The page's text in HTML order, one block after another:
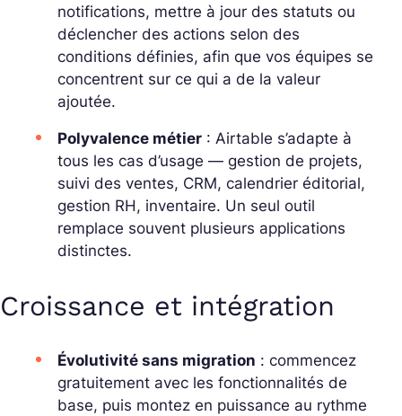
notifications, mettre à jour des statuts ou
déclencher des actions selon des
conditions définies, afin que vos équipes se
concentrent sur ce qui a de la valeur
ajoutée.
Polyvalence métier : Airtable s’adapte à
tous les cas d’usage — gestion de projets,
suivi des ventes, CRM, calendrier éditorial,
gestion RH, inventaire. Un seul outil
remplace souvent plusieurs applications
distinctes.
Croissance et intégration
Évolutivité sans migration : commencez
gratuitement avec les fonctionnalités de
base, puis montez en puissance au rythme